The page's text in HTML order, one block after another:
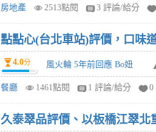
房地產 2513點閱 3 評論/給分
點點心(台北車站)評價，口味
4.0分 風火輪 5年前回應 Bo妞
餐廳 1461點閱 1 評論/給分 0
久泰翠品評價、以板橋江翠北